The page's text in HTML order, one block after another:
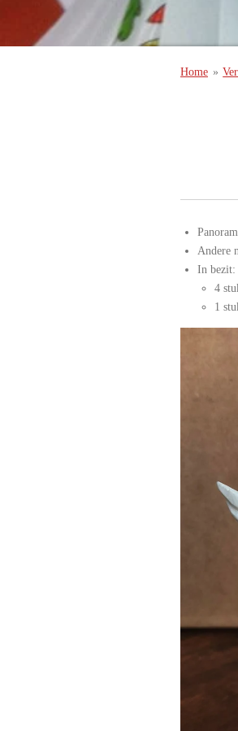
Home »
Andere
In bezit:
4
1